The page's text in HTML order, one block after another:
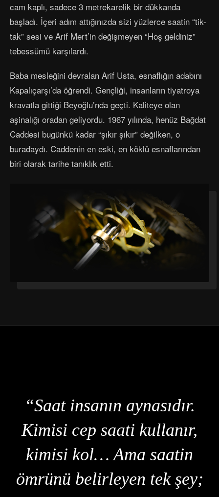
cam kaplı, sadece 3 metrekarelik bir dükkanda
başladı. İçeri adım attığınızda sizi yüzlerce saatin “tik-
tak” sesi ve Arif Mert’in değişmeyen “Hoş geldiniz”
tebessümü karşılardı.
Baba mesleğini devralan Arif Usta, esnaflığın adabını
Kapalıçarşı’da öğrendi. Gençliği, insanların tiyatroya
kravatla gittiği Beyoğlu’nda geçti. Kaliteye olan
aşinalığı oradan geliyordu. 1967 yılında, henüz Bağdat
Caddesi bugünkü kadar “şıkır şıkır” değilken, o
buradaydı. Caddenin en eski, en köklü esnaflarından
biri olarak tarihe tanıklık etti.
“Saat insanın aynasıdır.
Kimisi cep saati kullanır,
kimisi kol… Ama saatin
ömrünü belirleyen tek şey;